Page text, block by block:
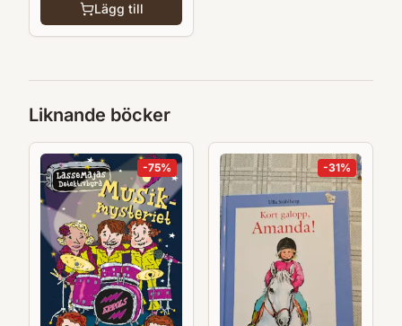
Lägg till
Liknande böcker
-75% -31%